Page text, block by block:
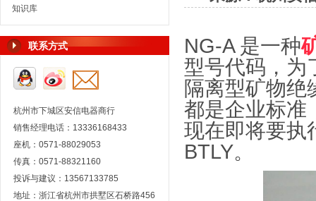
知识库
联系方式
杭州市下城区安信电器商行
销售经理电话：13336168433
座机：0571-88029053
传真：0571-88321160
投诉与建议：13567133785
地址：浙江省杭州市拱墅区石桥路456
NG-A 是一种
型号代码，为
隔离型矿物绝
都是企业标准
现在即将要执
BTLY。